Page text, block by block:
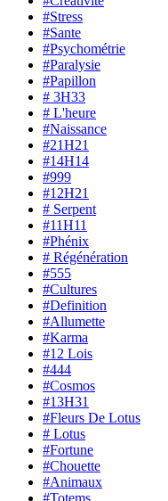
#Stress
#Sante
#Psychométrie
#Paralysie
#Papillon
# 3H33
# L'heure
#Naissance
#21H21
#14H14
#999
#12H21
# Serpent
#11H11
#Phénix
# Régénération
#555
#Cultures
#Definition
#Allumette
#Karma
#12 Lois
#444
#Cosmos
#13H31
#Fleurs De Lotus
# Lotus
#Fortune
#Chouette
#Animaux
#Totems